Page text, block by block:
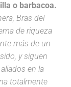
o barbacoa.
Bras del
de riqueza
más de un
y siguen
en la
totalmente